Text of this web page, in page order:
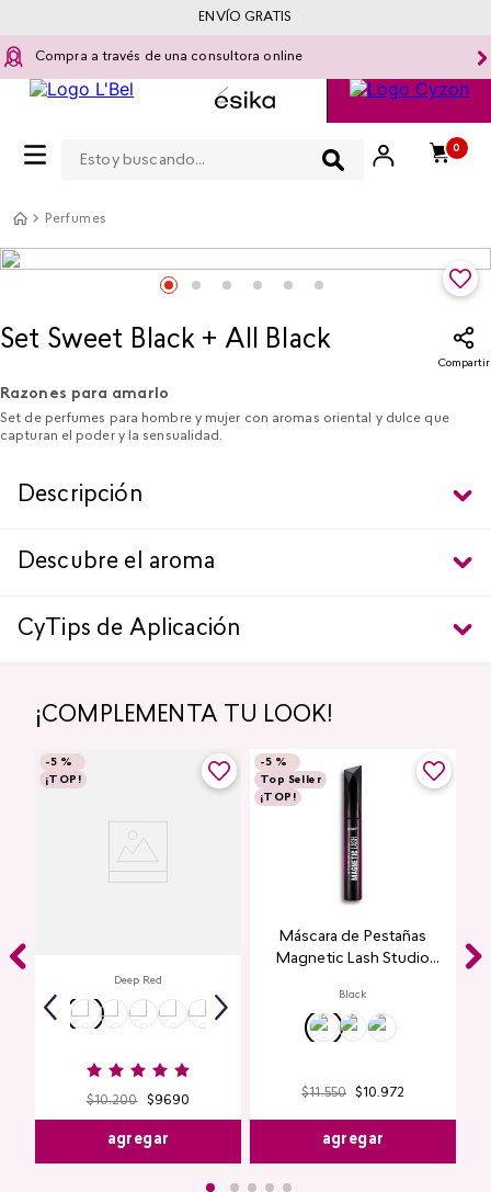
Compra a través de una consultora online
0
ENVÍO GRATIS
Perfumes
Set Sweet Black + All Black
Compartir
Razones para amarlo
Set de perfumes para hombre y mujer con aromas oriental y dulce que
capturan el poder y la sensualidad.
Descripción
Descubre el aroma
CyTips de Aplicación
¡COMPLEMENTA TU LOOK!
-5 %
¡TOP!
Deep Red
$10.200 $9690
agregar
-5 %
Top Seller
¡TOP!
Máscara de Pestañas
Magnetic Lash Studio
Black
$11.550 $ 10.972
agregar